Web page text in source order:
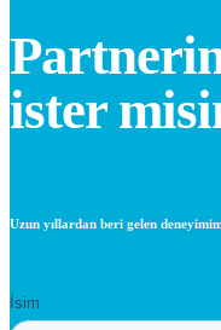
ister
Uzun yıllardan beri gelen